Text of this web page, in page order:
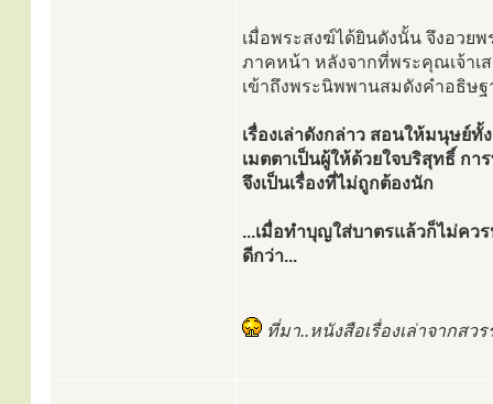
เมื่อพระสงฆ์ได้ยินดังนั้น จึงอวย
ภาคหน้า หลังจากที่พระคุณเจ้าเ
เข้าถึงพระนิพพานสมดังคำอธิษฐ
เรื่องเล่าดังกล่าว สอนให้มนุษย์ทั้
เมตตาเป็นผู้ให้ด้วยใจบริสุทธิ์ ก
จึงเป็นเรื่องที่ไม่ถูกต้องนัก
...เมื่อทำบุญใส่บาตรแล้วก็ไม่คว
ดีกว่า...
ที่มา..หนังสือเรื่องเล่าจากสวร